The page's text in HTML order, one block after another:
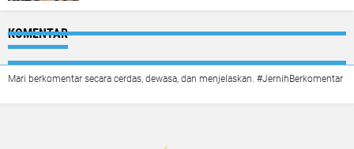
KOMENTAR
Mari berkomentar secara cerdas, dewasa, dan menjelaskan. #JernihBerkomentar